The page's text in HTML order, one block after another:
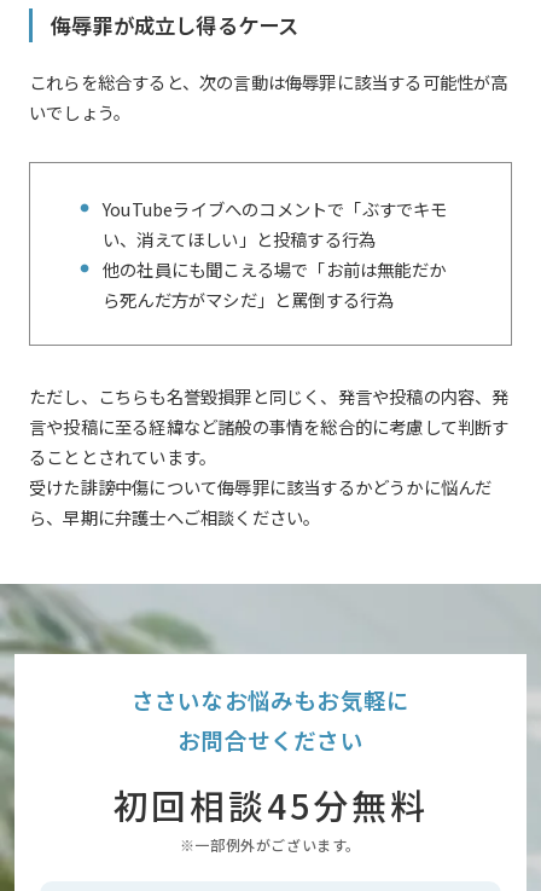
侮辱罪が成立し得るケース
これらを総合すると、次の言動は侮辱罪に該当する可能性が高
いでしょう。
YouTubeライブへのコメントで「ぶすでキモ
い、消えてほしい」と投稿する行為
他の社員にも聞こえる場で「お前は無能だか
ら死んだ方がマシだ」と罵倒する行為
ただし、こちらも名誉毀損罪と同じく、発言や投稿の内容、発
言や投稿に至る経緯など諸般の事情を総合的に考慮して判断す
ることとされています。
受けた誹謗中傷について侮辱罪に該当するかどうかに悩んだ
ら、早期に弁護士へご相談ください。
ささいなお悩みもお気軽に
お問合せください
初回相談45分無料
※一部例外がございます。